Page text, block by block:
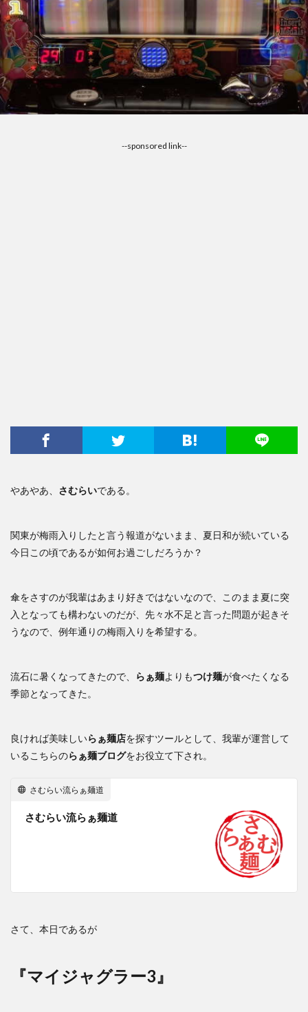
--sponsored link--
やあやあ、 さむらいである。
関東が梅雨入りしたと言う報道がないまま、夏日和が続いている
今日この頃であるが如何お過ごしだろうか？
傘をさすのが我輩はあまり好きではないなので、このまま夏に突
入となっても構わないのだが、先々水不足と言った問題が起きそ
うなので、例年通りの梅雨入りを希望する。
流石に暑くなってきたので、 らぁ麺よりもつけ麺が食べたくなる
季節となってきた。
良ければ美味しいらぁ麺店を探すツールとして、我輩が運営して
いるこちらのらぁ麺ブログをお役立て下され。
さむらい流らぁ麺道
さむらい流らぁ麺道
さて、本日であるが
『マイジャグラー3』